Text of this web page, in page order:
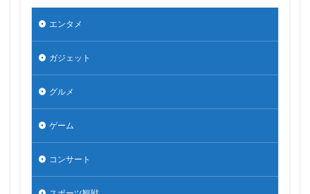
エンタメ
ガジェット
グルメ
ゲーム
コンサート